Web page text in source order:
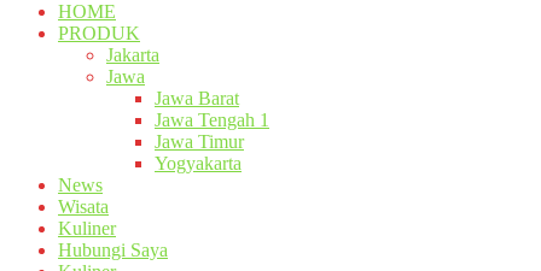
HOME
PRODUK
Jakarta
Jawa
Jawa Barat
Jawa Tengah 1
Jawa Timur
Yogyakarta
News
Wisata
Kuliner
Hubungi Saya